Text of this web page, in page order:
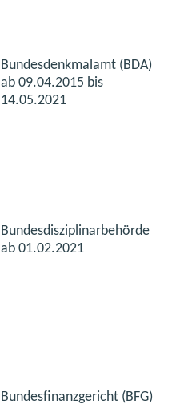
Bundesdenkmalamt (BDA)
ab 09.04.2015 bis
14.05.2021
Bundesdisziplinarbehörde
ab 01.02.2021
Bundesfinanzgericht (BFG)